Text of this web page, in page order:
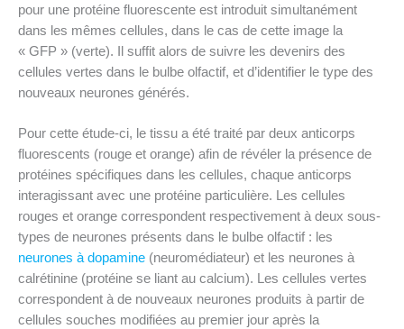
pour une protéine fluorescente est introduit simultanément
dans les mêmes cellules, dans le cas de cette image la
« GFP » (verte). Il suffit alors de suivre les devenirs des
cellules vertes dans le bulbe olfactif, et d’identifier le type des
nouveaux neurones générés.
Pour cette étude-ci, le tissu a été traité par deux anticorps
fluorescents (rouge et orange) afin de révéler la présence de
protéines spécifiques dans les cellules, chaque anticorps
interagissant avec une protéine particulière. Les cellules
rouges et orange correspondent respectivement à deux sous-
types de neurones présents dans le bulbe olfactif : les
neurones à dopamine (neuromédiateur) et les neurones à
calrétinine (protéine se liant au calcium). Les cellules vertes
correspondent à de nouveaux neurones produits à partir de
cellules souches modifiées au premier jour après la